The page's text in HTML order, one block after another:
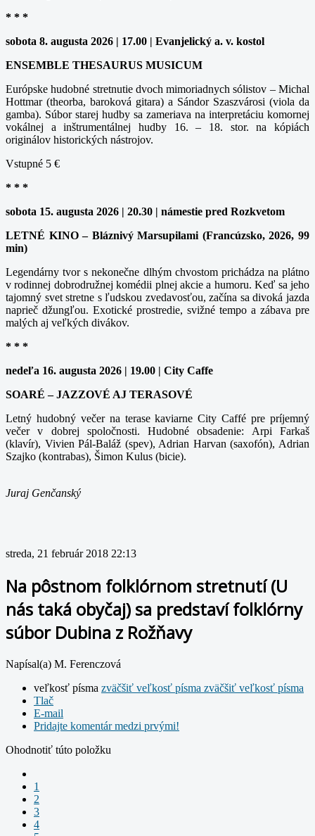
* * *
sobota 8. augusta 2026 | 17.00 | Evanjelický a. v. kostol
ENSEMBLE THESAURUS MUSICUM
Európske hudobné stretnutie dvoch mimoriadnych sólistov – Michal
Hottmar (theorba, baroková gitara) a Sándor Szaszvárosi (viola da
gamba). Súbor starej hudby sa zameriava na interpretáciu komornej
vokálnej a inštrumentálnej hudby 16. – 18. stor. na kópiách
originálov historických nástrojov.
Vstupné 5 €
* * *
sobota 15. augusta 2026 | 20.30 | námestie pred Rozkvetom
LETNÉ KINO – Bláznivý Marsupilami (Francúzsko, 2026, 99
min)
Legendárny tvor s nekonečne dlhým chvostom prichádza na plátno
v rodinnej dobrodružnej komédii plnej akcie a humoru. Keď sa jeho
tajomný svet stretne s ľudskou zvedavosťou, začína sa divoká jazda
naprieč džungľou. Exotické prostredie, svižné tempo a zábava pre
malých aj veľkých divákov.
* * *
nedeľa 16. augusta 2026 | 19.00 | City Caffe
SOARÉ – JAZZOVÉ AJ TERASOVÉ
Letný hudobný večer na terase kaviarne City Caffé pre príjemný
večer v dobrej spoločnosti. Hudobné obsadenie: Arpi Farkaš
(klavír), Vivien Pál-Baláž (spev), Adrian Harvan (saxofón), Adrian
Szajko (kontrabas), Šimon Kulus (bicie).
Juraj Genčanský
streda, 21 február 2018 22:13
Na pôstnom folklórnom stretnutí (U
nás taká obyčaj) sa predstaví folklórny
súbor Dubina z Rožňavy
Napísal(a) M. Ferenczová
veľkosť písma zväčšiť veľkosť písma zväčšiť veľkosť písma
Tlač
E-mail
Pridajte komentár medzi prvými!
Ohodnotiť túto položku
1
2
3
4